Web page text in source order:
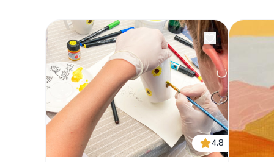
4.8